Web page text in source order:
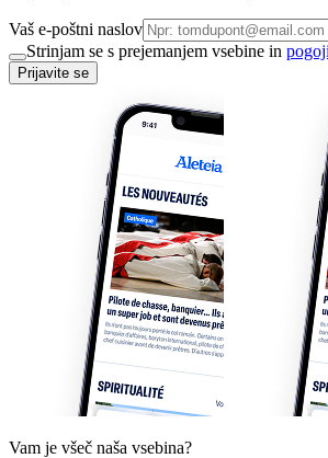
Vaš e-poštni naslov
Strinjam se s prejemanjem vsebine in
Prijavite se
Vam je všeč naša vsebina?